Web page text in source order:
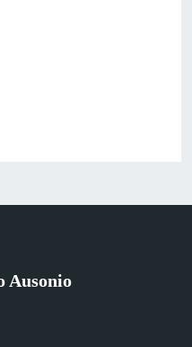
Ausonio